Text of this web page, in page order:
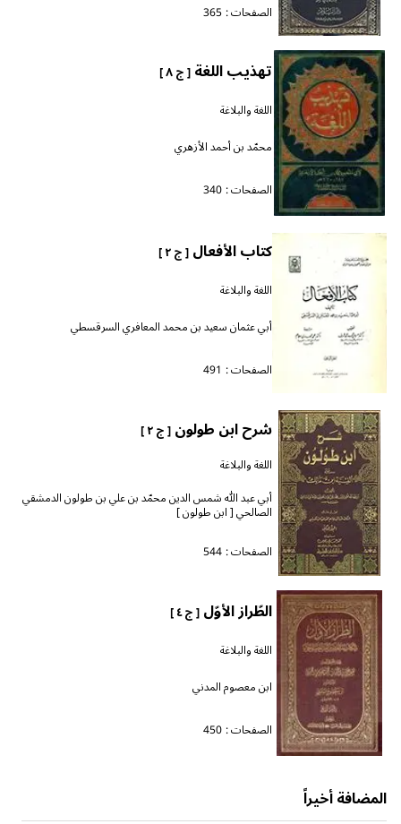
الصفحات : 365
تهذيب اللغة[ ج ٨ ]
اللغة والبلاغة
محمّد بن أحمد الأزهري
الصفحات : 340
كتاب الأفعال[ ج ٢ ]
اللغة والبلاغة
أبي عثمان سعيد بن محمد المعافري السرقسطي
الصفحات : 491
شرح ابن طولون[ ج ٢ ]
اللغة والبلاغة
أبي عبد الله شمس الدين محمّد بن علي بن طولون الدمشقي
الصالحي [ ابن طولون ]
الصفحات : 544
الطّراز الأوّل[ ج ٤ ]
اللغة والبلاغة
ابن معصوم المدني
الصفحات : 450
المضافة أخيراً